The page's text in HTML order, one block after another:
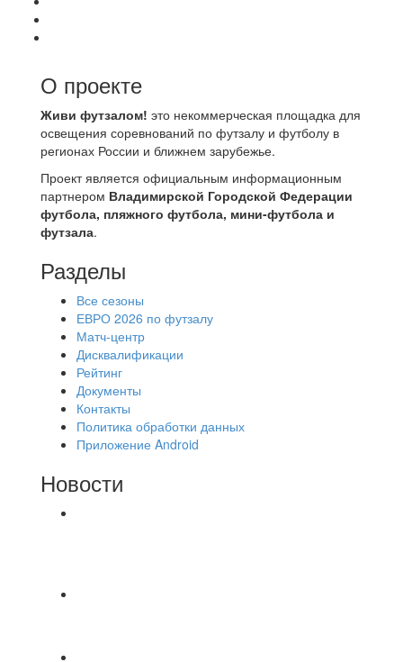
О проекте
Живи футзалом! это некоммерческая площадка для
освещения соревнований по футзалу и футболу в
регионах России и ближнем зарубежье.
Проект является официальным информационным
партнером Владимирской Городской Федерации
футбола, пляжного футбола, мини-футбола и
футзала.
Разделы
Все сезоны
ЕВРО 2026 по футзалу
Матч-центр
Дисквалификации
Рейтинг
Документы
Контакты
Политика обработки данных
Приложение Android
Новости